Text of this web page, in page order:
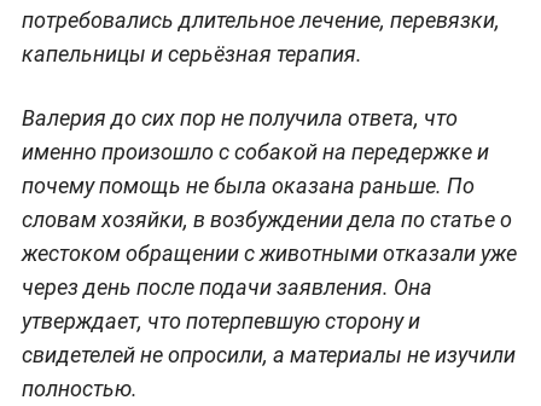
потребовались длительное лечение, перевязки,
капельницы и серьёзная терапия.
Валерия до сих пор не получила ответа, что
именно произошло с собакой на передержке и
почему помощь не была оказана раньше. По
словам хозяйки, в возбуждении дела по статье о
жестоком обращении с животными отказали уже
через день после подачи заявления. Она
утверждает, что потерпевшую сторону и
свидетелей не опросили, а материалы не изучили
полностью.